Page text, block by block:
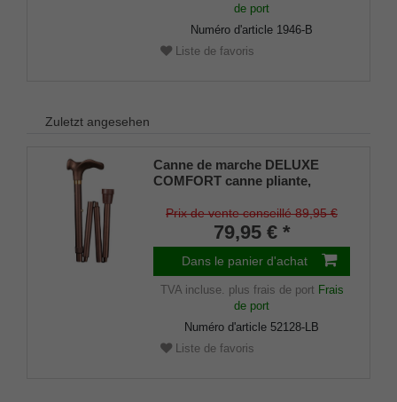
de port
Numéro d'article 1946-B
Liste de favoris
Zuletzt angesehen
Canne de marche DELUXE
COMFORT canne pliante,
revêtement soft,canne en métal
léger robuste, brun mat,
pliable, hauteur réglable,
amortisseur spécial en
caoutchouc, main
droite/gauche.
Prix de vente conseillé 89,95 €
79,95 € *
Dans le panier d'achat
TVA incluse. plus frais de port Frais
de port
Numéro d'article 52128-LB
Liste de favoris